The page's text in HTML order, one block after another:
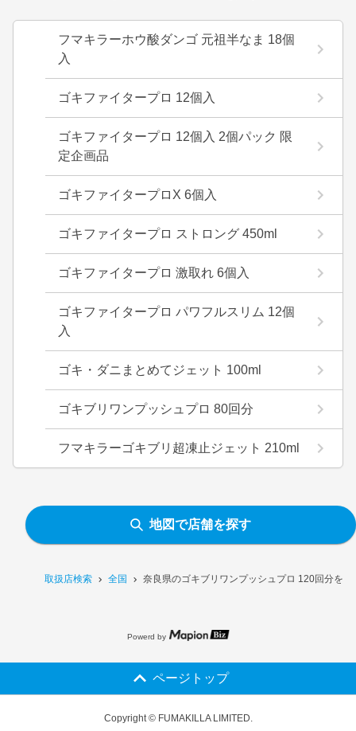
取扱店検索 全国 奈良県のゴキブリワンプッシュプロ 120回分を扱
フマキラーホウ酸ダンゴ 元祖半なま 18個
入
ゴキファイタープロ 12個入
ゴキファイタープロ 12個入 2個パック 限
定企画品
ゴキファイタープロX 6個入
ゴキファイタープロ ストロング 450ml
ゴキファイタープロ 激取れ 6個入
ゴキファイタープロ パワフルスリム 12個
入
ゴキ・ダニまとめてジェット 100ml
ゴキブリワンプッシュプロ 80回分
フマキラーゴキブリ超凍止ジェット 210ml
地図で店舗を探す
Powerd by
ページトップ
Copyright © FUMAKILLA LIMITED.